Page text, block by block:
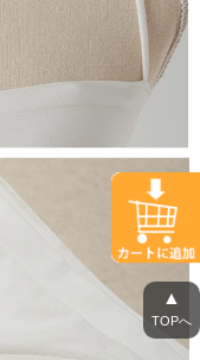
▲
TOPへ